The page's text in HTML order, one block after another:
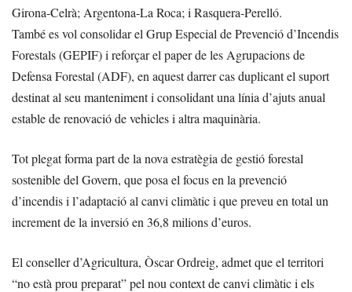
Girona-Celrà; Argentona-La Roca; i Rasquera-Perelló.
També es vol consolidar el Grup Especial de Prevenció d’Incendis
Forestals (GEPIF) i reforçar el paper de les Agrupacions de
Defensa Forestal (ADF), en aquest darrer cas duplicant el suport
destinat al seu manteniment i consolidant una línia d’ajuts anual
estable de renovació de vehicles i altra maquinària.
Tot plegat forma part de la nova estratègia de gestió forestal
sostenible del Govern, que posa el focus en la prevenció
d’incendis i l’adaptació al canvi climàtic i que preveu en total un
increment de la inversió en 36,8 milions d’euros.
El conseller d’Agricultura, Òscar Ordreig, admet que el territori
“no està prou preparat” pel nou context de canvi climàtic i els